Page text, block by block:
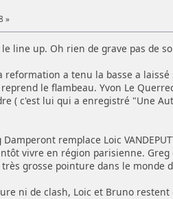
»
line up. Oh rien de grave pas de
reformation a tenu la basse a
le flambeau. Yvon Le
( c'est lui qui a enregistré "Une
remplace Loic
vivre en région parisienne.
grosse pointure dans le monde
ni de clash, Loic et Bruno